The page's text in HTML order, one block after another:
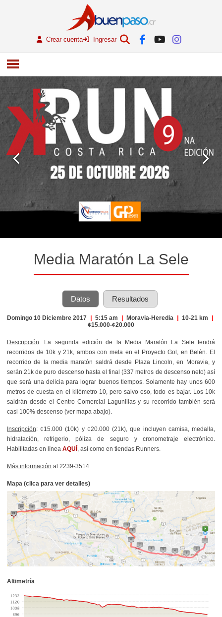
Crear cuenta Ingresar
Media Maratón La Sele
Datos Resultados
Domingo 10 Diciembre 2017 | 5:15 am | Moravia-Heredia | 10-21 km
|
¢15.000-¢20.000
Descripción: La segunda edición de la Media Maratón La Sele tendrá
recorridos de 10k y 21k, ambos con meta en el Proyecto Gol, en Belén. El
recorrido de la media maratón saldrá desde Plaza Lincoln, en Moravia, y
serán 21k de puro descenso hasta el final (337 metros de descenso neto) así
que será una delicia para lograr buenos tiempos. Solamente hay unos 600
metros de cuesta en el kilómetro 10, pero salvo eso, todo es bajar. Los 10k
saldrán desde el Centro Comercial Lagunillas y su recorrido también será
casi 100% descenso (ver mapa abajo).
Inscripción: ¢15.000 (10k) y ¢20.000 (21k), que incluyen camisa, medalla,
hidratación, refrigerio, póliza de seguro y cronometraje electrónico.
Habilitadas en línea AQUÍ , así como en tiendas Runners.
Más información al 2239-3514
Mapa (clica para ver detalles)
Altimetría